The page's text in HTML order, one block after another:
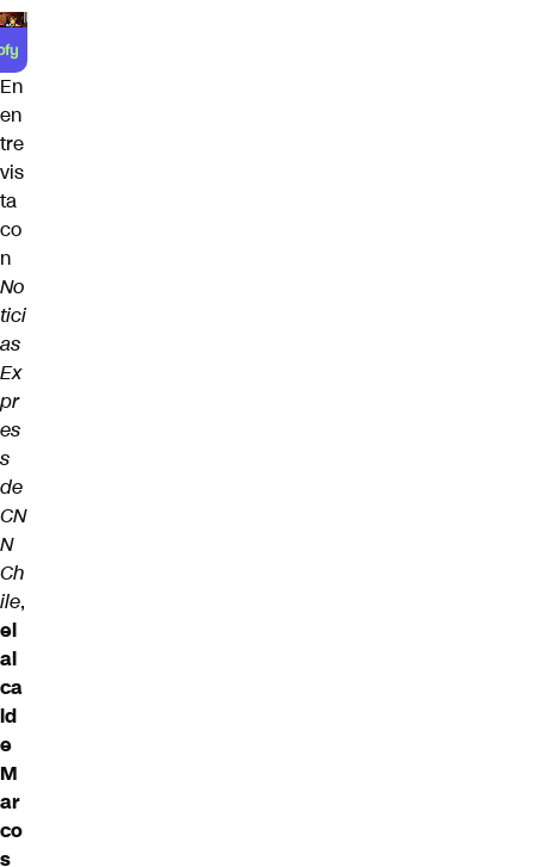
En
en
tre
vis
ta
co
n
No
tici
as
Ex
pr
es
s
de
CN
N
Ch
ile,
el
al
ca
ld
e
M
ar
co
s